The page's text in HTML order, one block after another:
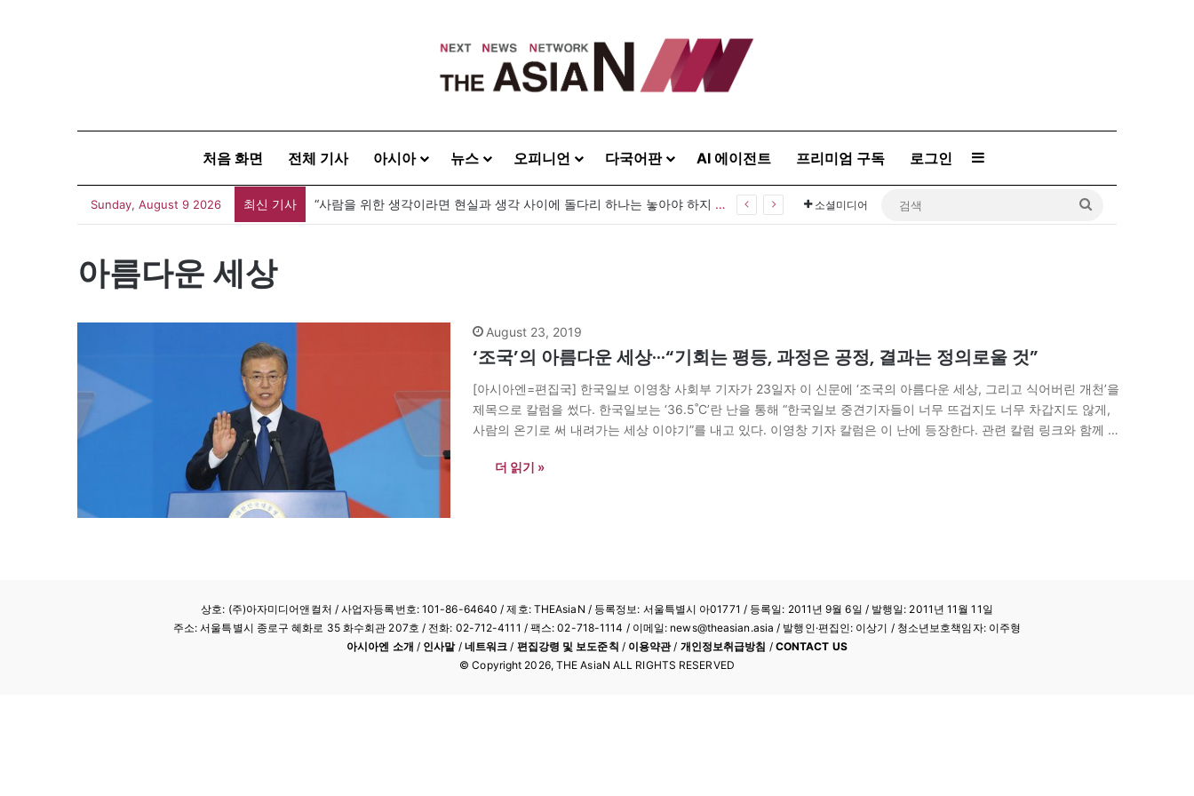
처음 화면 전체 기사 아시아 뉴스 오피니언 다국어판 AI 에이전트 프리미엄 구독 로그인 Sidebar
Sunday, August 9 2026 최신 기사 “사람을 위한 생각이라면 현실과 생각 사이에 돌다리 하나는 놓아야 하지 않을까” 소셜미디어
아름다운 세상
August 23, 2019
‘조국’의 아름다운 세상···“기회는 평등, 과정은 공정, 결과는 정의로울 것”
[아시아엔=편집국] 한국일보 이영창 사회부 기자가 23일자 이 신문에 ‘조국의 아름다운 세상, 그리고 식어버린 개천’을
제목으로 칼럼을 썼다. 한국일보는 ‘36.5˚C’란 난을 통해 “한국일보 중견기자들이 너무 뜨겁지도 너무 차갑지도 않게,
사람의 온기로 써 내려가는 세상 이야기”를 내고 있다. 이영창 기자 칼럼은 이 난에 등장한다. 관련 칼럼 링크와 함께 <
더 읽기 »
상호: (주)아자미디어앤컬처 /사업자등록번호: 101-86-64640 / 제호: THEAsiaN / 등록정보: 서울특별시 아01771 / 등록일: 2011년 9월 6일 / 발행일: 2011년 11월 11일
주소: 서울특별시 종로구 혜화로 35 화수회관 207호 / 전화: 02-712-4111 / 팩스: 02-718-1114 / 이메일: news@theasian.asia / 발행인·편집인: 이상기 / 청소년보호책임자: 이주형
아시아엔 소개 / 인사말/ 네트워크 / 편집강령 및 보도준칙 / 이용약관/ 개인정보취급방침 / CONTACT US
© Copyright 2026, THE AsiaN ALL RIGHTS RESERVED